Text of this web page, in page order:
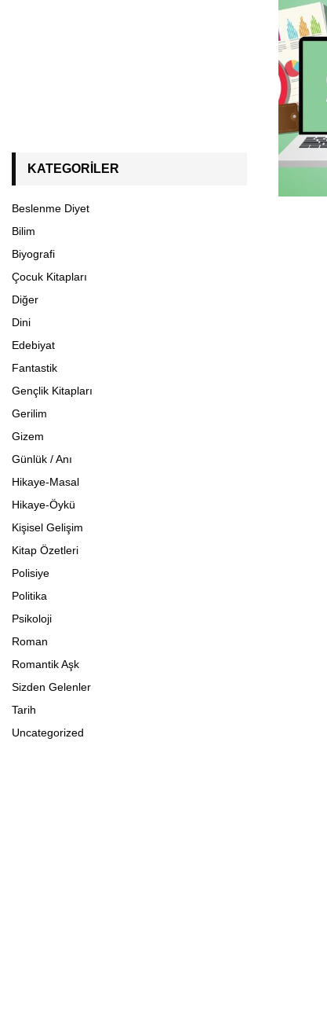
KATEGORILER
Beslenme Diyet
Bilim
Biyografi
Çocuk Kitapları
Diğer
Dini
Edebiyat
Fantastik
Gençlik Kitapları
Gerilim
Gizem
Günlük / Anı
Hikaye-Masal
Hikaye-Öykü
Kişisel Gelişim
Kitap Özetleri
Polisiye
Politika
Psikoloji
Roman
Romantik Aşk
Sizden Gelenler
Tarih
Uncategorized